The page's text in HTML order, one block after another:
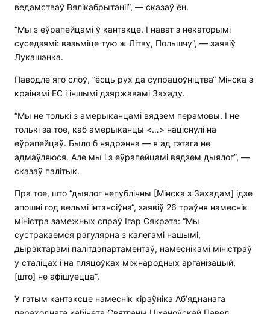
ведамстваў Вялікабрытаніі”, — сказаў ён.
“Мы з еўрапейцамі ў кантакце. І нават з некаторымі
суседзямі: вазьміце тую ж Літву, Польшчу”, — заявіў
Лукашэнка.
Паводле яго слоў, “ёсць рух да супрацоўніцтва“ Мінска з
краінамі ЕС і іншымі дзяржавамі Захаду.
“Мы не толькі з амерыканцамі вядзем перамовы. І не
толькі за тое, каб амерыканцы <…> націснулі на
еўрапейцаў. Было б нядрэнна — я ад гэтага не
адмаўляюся. Але мы і з еўрапейцамі вядзем дыялог”, —
сказаў палітык.
Пра тое, што “дыялог непублічны [Мінска з Захадам] ідзе
апошні год вельмі інтэнсіўна“, заявіў 26 траўня намеснік
міністра замежных спраў Ігар Сякрэта: “Мы
сустракаемся рэгулярна з калегамі нашымі,
дырэктарамі палітдэпартаментаў, намеснікамі міністраў
у сталіцах і на пляцоўках міжнародных арганізацый,
[што] не афішуецца”.
У гэтым кантэксце намеснік кіраўніка Аб’яднанага